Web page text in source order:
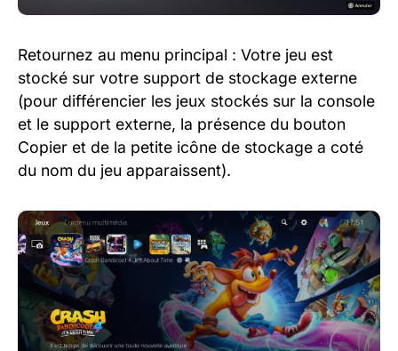
Retournez au menu principal : Votre jeu est
stocké sur votre support de stockage externe
(pour différencier les jeux stockés sur la console
et le support externe, la présence du bouton
Copier et de la petite icône de stockage a coté
du nom du jeu apparaissent).